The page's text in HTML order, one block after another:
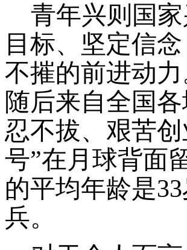
青年兴则国
目标、坚定信
不摧的前进动
随后来自全国
忍不拔、艰苦
号”在月球背面
的平均年龄是
兵。